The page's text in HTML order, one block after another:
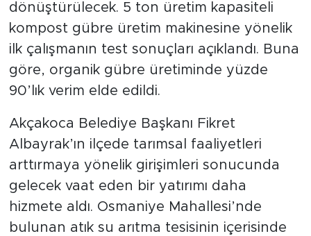
dönüştürülecek. 5 ton üretim kapasiteli
kompost gübre üretim makinesine yönelik
ilk çalışmanın test sonuçları açıklandı. Buna
göre, organik gübre üretiminde yüzde
90’lık verim elde edildi.
Akçakoca Belediye Başkanı Fikret
Albayrak’ın ilçede tarımsal faaliyetleri
arttırmaya yönelik girişimleri sonucunda
gelecek vaat eden bir yatırımı daha
hizmete aldı. Osmaniye Mahallesi’nde
bulunan atık su arıtma tesisinin içerisinde